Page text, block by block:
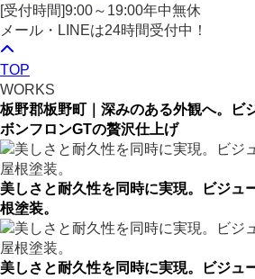
[受付時間] 9:00～19:00年中無休
メール・LINEは24時間受付中！
TOP
WORKS
板野郡板野町｜深みのある外観へ。ビ
ボンフロンGTの贅沢仕上げ
美しさと耐久性を同時に実現。ビジュ
根塗装。
美しさと耐久性を同時に実現。ビジュ